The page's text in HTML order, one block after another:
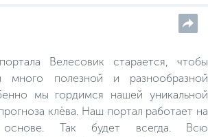
Велесовик старается, чтобы
много полезной и разнообразной
мы гордимся нашей уникальной
клёва. Наш портал работает на
основе. Так будет всегда. Всю